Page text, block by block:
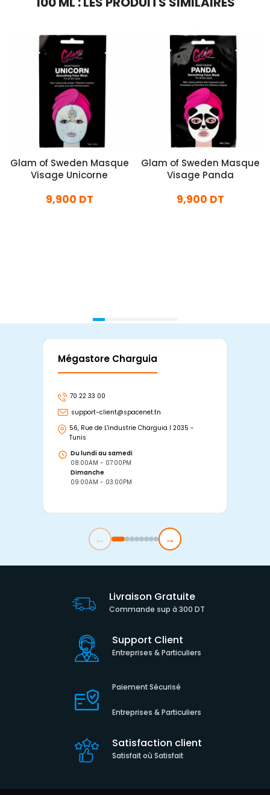
Glam of Sweden Masque
Visage Unicorne
9,900 DT
Glam of Sweden Masque
Visage Panda
9,900 DT
Mégastore Charguia
70 22 33 00
support-client@spacenet.tn
56, Rue de L'industrie Charguia I 2035 -
Tunis
Du lundi au samedi
08:00AM - 07:00PM
Dimanche
09:00AM - 03:00PM
← →
Livraison Gratuite
Commande sup à 300 DT
Support Client
Entreprises & Particuliers
Paiement Sécurisé
Entreprises & Particuliers
Satisfaction client
Satisfait où Satisfait